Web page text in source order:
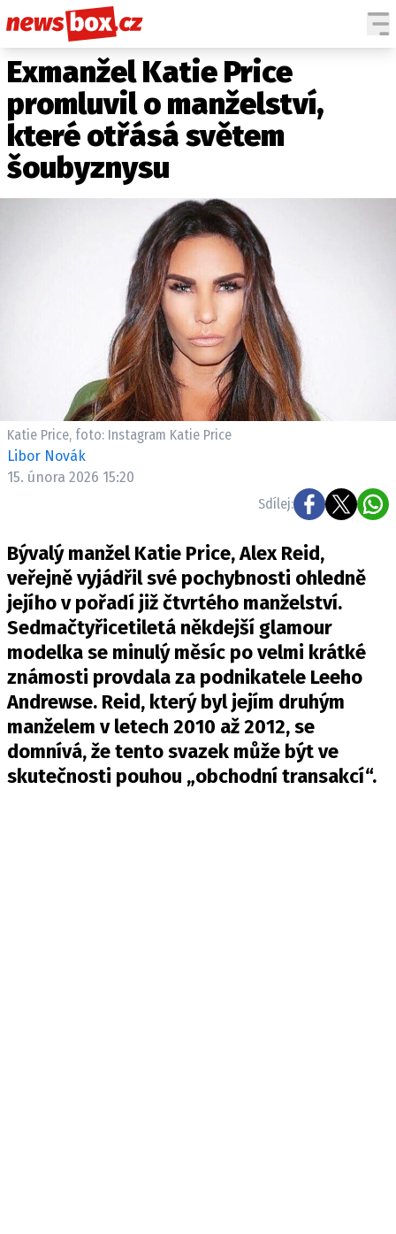
DOMÁCÍ
ZAHRANIČÍ
POČASÍ
KRIMI
EKONOMIKA
ČESKÉ CELEBRITY
SVĚTOVÉ CELEBRITY
SLEDUJTE NÁS NA |
Máte příběh, fotku nebo video?
Pošlete e-mail na newsbox.cz
VYDAVATEL
INZERCE
OSOBNÍ ÚDAJE / COOKIES
VOLNÁ MÍSTA
Provozovatelem serveru newsbox.cz je
INCORP MEDIA GROUP s.r.o., IČ: 118 23 054
Exmanžel Katie Price
promluvil o manželství,
které otřásá světem
šoubyznysu
Katie Price, foto: Instagram Katie Price
Libor Novák
15. února 2026 15:20
Sdílej:
Bývalý manžel Katie Price, Alex Reid,
veřejně vyjádřil své pochybnosti ohledně
jejího v pořadí již čtvrtého manželství.
Sedmačtyřicetiletá někdejší glamour
modelka se minulý měsíc po velmi krátké
známosti provdala za podnikatele Leeho
Andrewse. Reid, který byl jejím druhým
manželem v letech 2010 až 2012, se
domnívá, že tento svazek může být ve
skutečnosti pouhou „obchodní transakcí“.